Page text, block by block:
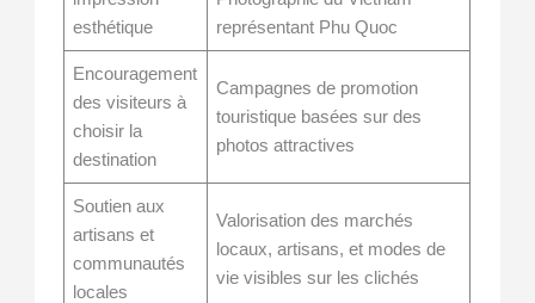
esthétique
représentant Phu Quoc
Encouragement
des visiteurs à
choisir la
destination
Campagnes de promotion
touristique basées sur des
photos attractives
Soutien aux
artisans et
communautés
locales
Valorisation des marchés
locaux, artisans, et modes de
vie visibles sur les clichés